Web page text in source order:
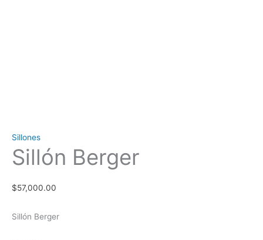
Sillones
Sillón Berger
$57,000.00
Sillón Berger